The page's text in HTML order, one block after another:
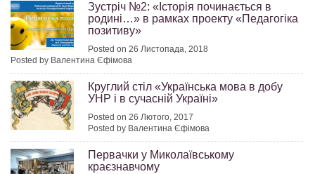
Зустріч №2: «Історія починається в
родині…» в рамках проекту «Педагогіка
позитиву»
Posted on 26 Листопада, 2018
Posted by Валентина Єфімова
Круглий стіл «Українська мова в добу
УНР і в сучасній Україні»
Posted on 26 Лютого, 2017
Posted by Валентина Єфімова
Первачки у Миколаївському
краєзнавчому